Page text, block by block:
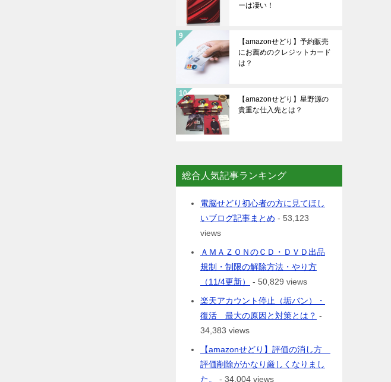
ーは凄い！
【amazonせどり】予約販売
にお薦めのクレジットカード
は？
【amazonせどり】星野源の
貴重な仕入先とは？
総合人気記事ランキング
電脳せどり初心者の方に見てほし
いブログ記事まとめ - 53,123
views
ＡＭＡＺＯＮのＣＤ・ＤＶＤ出品
規制・制限の解除方法・やり方
（11/4更新）
- 50,829 views
楽天アカウント停止（垢バン）・
復活 最大の原因と対策とは？ -
34,383 views
【amazonせどり】評価の消し方
評価削除がかなり厳しくなりまし
た。
- 34,004 views